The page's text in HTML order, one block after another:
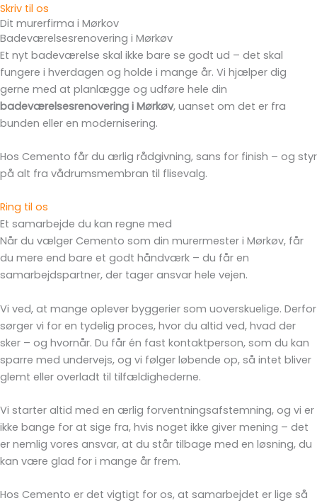
Skriv til os
Dit murerfirma i Mørkov
Badeværelsesrenovering i Mørkøv
Et nyt badeværelse skal ikke bare se godt ud – det skal
fungere i hverdagen og holde i mange år. Vi hjælper dig
gerne med at planlægge og udføre hele din
badeværelsesrenovering i Mørkøv, uanset om det er fra
bunden eller en modernisering.
Hos Cemento får du ærlig rådgivning, sans for finish – og styr
på alt fra vådrumsmembran til flisevalg.
Ring til os
Et samarbejde du kan regne med
Når du vælger Cemento som din murermester i Mørkøv, får
du mere end bare et godt håndværk – du får en
samarbejdspartner, der tager ansvar hele vejen.
Vi ved, at mange oplever byggerier som uoverskuelige. Derfor
sørger vi for en tydelig proces, hvor du altid ved, hvad der
sker – og hvornår. Du får én fast kontaktperson, som du kan
sparre med undervejs, og vi følger løbende op, så intet bliver
glemt eller overladt til tilfældighederne.
Vi starter altid med en ærlig forventningsafstemning, og vi er
ikke bange for at sige fra, hvis noget ikke giver mening – det
er nemlig vores ansvar, at du står tilbage med en løsning, du
kan være glad for i mange år frem.
Hos Cemento er det vigtigt for os, at samarbejdet er lige så